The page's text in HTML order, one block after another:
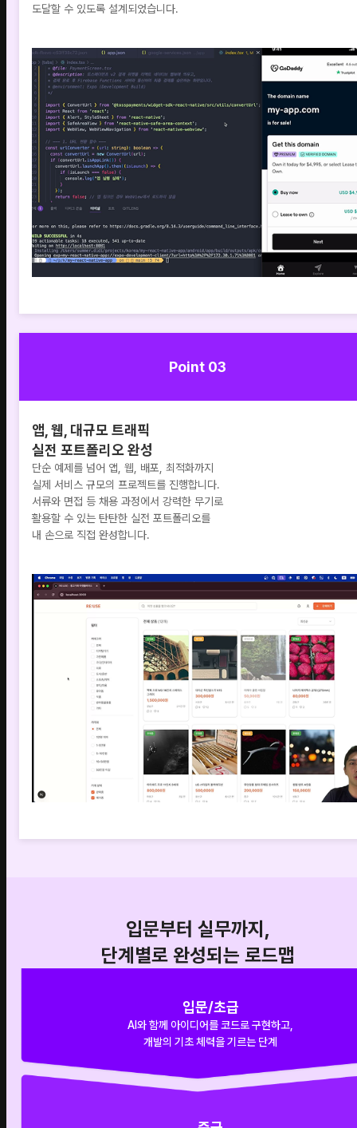
도달할 수 있도록 설계되었습니다.
Point 03
앱, 웹, 대규모 트래픽
실전 포트폴리오 완성
단순 예제를 넘어 앱, 웹, 배포, 최적화까지
실제 서비스 규모의 프로젝트를 진행합니다.
서류와 면접 등 채용 과정에서 강력한 무기로
활용할 수 있는 탄탄한 실전 포트폴리오를
내 손으로 직접 완성합니다.
입문부터 실무까지,
단계별로 완성되는 로드맵
입문/초급
AI와 함께 아이디어를 코드로 구현하고,
개발의 기초 체력을 기르는 단계